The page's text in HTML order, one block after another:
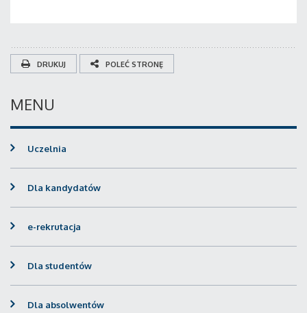
DRUKUJ POLEĆ STRONĘ
MENU
Uczelnia
Dla kandydatów
e-rekrutacja
Dla studentów
Dla absolwentów